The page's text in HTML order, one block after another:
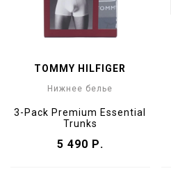
TOMMY HILFIGER
Нижнее белье
3-Pack Premium Essential
Trunks
5 490 Р.